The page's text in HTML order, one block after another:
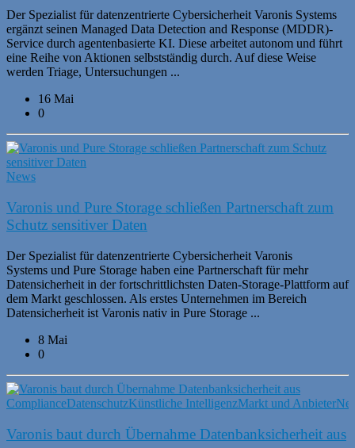
Der Spezialist für datenzentrierte Cybersicherheit Varonis Systems
ergänzt seinen Managed Data Detection and Response (MDDR)-
Service durch agentenbasierte KI. Diese arbeitet autonom und führt
eine Reihe von Aktionen selbstständig durch. Auf diese Weise
werden Triage, Untersuchungen ...
16 Mai
0
News
Varonis und Pure Storage schließen Partnerschaft zum
Schutz sensitiver Daten
Der Spezialist für datenzentrierte Cybersicherheit Varonis
Systems und Pure Storage haben eine Partnerschaft für mehr
Datensicherheit in der fortschrittlichsten Daten-Storage-Plattform auf
dem Markt geschlossen. Als erstes Unternehmen im Bereich
Datensicherheit ist Varonis nativ in Pure Storage ...
8 Mai
0
ComplianceDatenschutzKünstliche IntelligenzMarkt und Anbieter
Varonis baut durch Übernahme Datenbanksicherheit aus